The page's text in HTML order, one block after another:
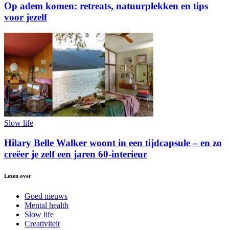
Op adem komen: retreats, natuurplekken en tips
voor jezelf
Slow life
Hilary Belle Walker woont in een tijdcapsule – en zo
creëer je zelf een jaren 60-interieur
Lezen over
Goed nieuws
Mental health
Slow life
Creativiteit